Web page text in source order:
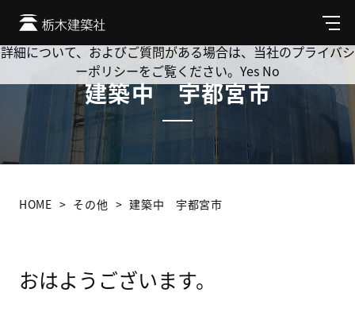
メ
ニ
ュ
建築中 宇都宮市
HOME その他 建築中 宇都宮市
おはようございます。
Cookie を使用して、お客様の活動を追跡してもよろしいです
か? 当社ではお客様のプライバシーを極めて重視しています。
詳細について、およびご質問がある場合は、当社のプライバシ
ーポリシーをご覧ください。 Yes No